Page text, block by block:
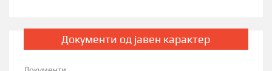
Документи од јавен карактер